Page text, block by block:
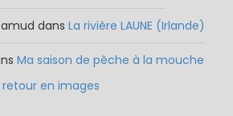
dans La rivière LAUNE (Irlande)
Ma saison de pêche à la mouche
en images